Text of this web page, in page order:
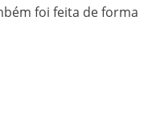
foi feita de forma